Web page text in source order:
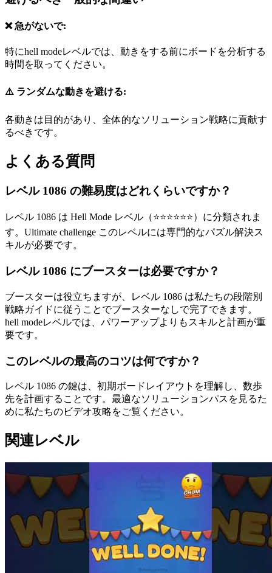
❌ 急がないで:
特にhell modeレベルでは、動きをする前にボードを分析する
時間を取ってください。
⚠️ ランダムな動きを避ける:
各動きは目的があり、全体的なソリューション戦略に貢献す
るべきです。
よくある質問
レベル 1086 の難易度はどれくらいですか？
レベル 1086 は Hell Mode レベル（⭐⭐⭐⭐⭐⭐）に分類されま
す。Ultimate challenge このレベルには専門的なパズル解決ス
キルが必要です。
レベル 1086 にブースターは必要ですか？
ブースターは役立ちますが、レベル 1086 は私たちの段階別
戦略ガイドに従うことでブースターなしで完了できます。
hell modeレベルでは、パワーアップよりもスキルと計画が重
要です。
このレベルの最高のコツは何ですか？
レベル 1086 の鍵は、初期ボードレイアウトを理解し、数歩
先を計画することです。最適なソリューションパスを見るた
めに私たちのビデオ攻略をご覧ください。
関連レベル